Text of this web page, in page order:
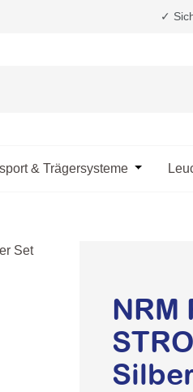
✓
Kategorie Fahrzeugpflege &
das Dropdown der
& Trägersysteme Öffne
NRM